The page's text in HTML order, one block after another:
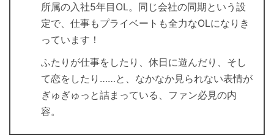
所属の入社5年目OL。同じ会社の同期という設
定で、仕事もプライベートも全力なOLになりき
っています！
ふたりが仕事をしたり、休日に遊んだり、そし
て恋をしたり……と、なかなか見られない表情が
ぎゅぎゅっと詰まっている、ファン必見の内
容。